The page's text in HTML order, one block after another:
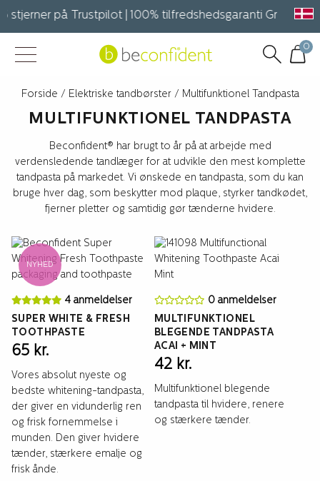
på Trustpilot | 100% tilfredshedsgaranti Gratis
0
Forside / Elektriske tandbørster/ Multifunktionel Tandpasta
MULTIFUNKTIONEL TANDPASTA
Beconfident® har brugt to år på at arbejde med
verdensledende tandlæger for at udvikle den mest komplette
tandpasta på markedet. Vi ønskede en tandpasta, som du kan
bruge hver dag, som beskytter mod plaque, styrker tandkødet,
fjerner pletter og samtidig gør tænderne hvidere.
NYHED
4 anmeldelser
SUPER WHITE & FRESH
TOOTHPASTE
65 kr.
Vores absolut nyeste og
bedste whitening-tandpasta,
der giver en vidunderlig ren
og frisk fornemmelse i
munden. Den giver hvidere
tænder, stærkere emalje og
frisk ånde.
0 anmeldelser
MULTIFUNKTIONEL
BLEGENDE TANDPASTA
ACAI + MINT
42 kr.
Multifunktionel blegende
tandpasta til hvidere, renere
og stærkere tænder.